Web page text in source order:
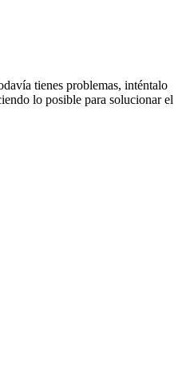
tienes problemas, inténtalo
lo posible para solucionar el